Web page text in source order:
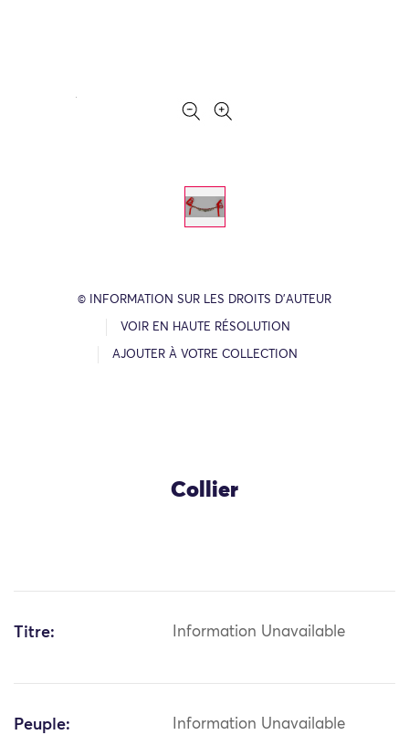
© INFORMATION SUR LES DROITS D’AUTEUR
VOIR EN HAUTE RÉSOLUTION
AJOUTER À VOTRE COLLECTION
Collier
Titre: Information Unavailable
Peuple: Information Unavailable